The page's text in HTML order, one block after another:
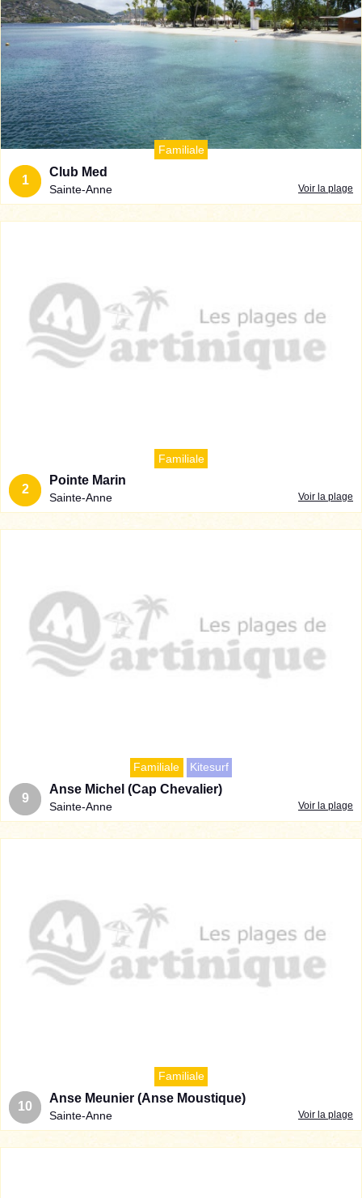
1
Club Med
Sainte-Anne
Familiale
Voir la plage
2
Pointe Marin
Sainte-Anne
Familiale
Voir la plage
9
Anse Michel (Cap Chevalier)
Sainte-Anne
Familiale Kitesurf
Voir la plage
10
Anse Meunier (Anse Moustique)
Sainte-Anne
Familiale
Voir la plage